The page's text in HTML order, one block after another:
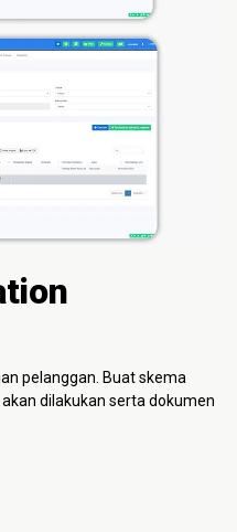
pelanggan. Buat skema
dilakukan serta dokumen